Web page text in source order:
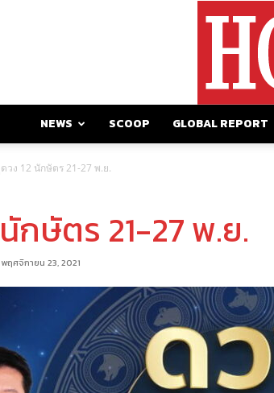
NEWS SCOOP GLOBAL REPORT
วง 12 นักษัตร 21-27 พ.ย.
กษัตร 21-27 พ.ย.
พฤศจิกายน 23, 2021